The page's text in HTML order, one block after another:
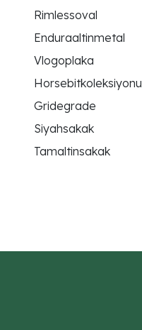
Rimlessoval
Enduraaltinmetal
Vlogoplaka
Horsebitkoleksiyonu
Gridegrade
Siyahsakak
Tamaltinsakak